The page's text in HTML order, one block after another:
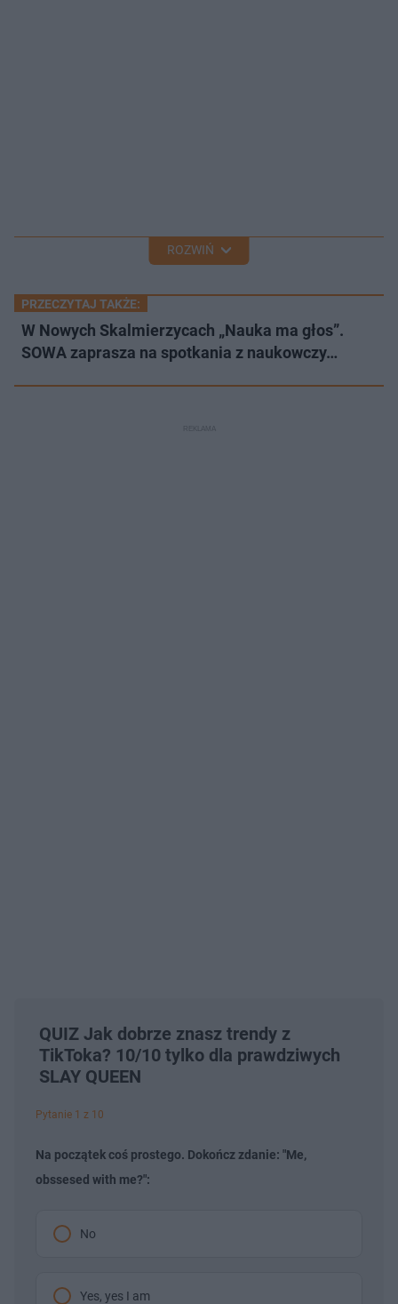
ROZWIŃ
PRZECZYTAJ TAKŻE:
W Nowych Skalmierzycach „Nauka ma głos”.
SOWA zaprasza na spotkania z naukowczy…
QUIZ Jak dobrze znasz trendy z
TikToka? 10/10 tylko dla prawdziwych
SLAY QUEEN
Pytanie 1 z 10
Na początek coś prostego. Dokończ zdanie: "Me,
obssesed with me?":
No
Yes, yes I am